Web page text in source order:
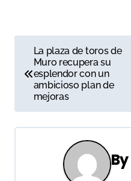
a
e
La plaza de toros de
Muro recupera su
esplendor con un
ambicioso plan de
mejoras
By